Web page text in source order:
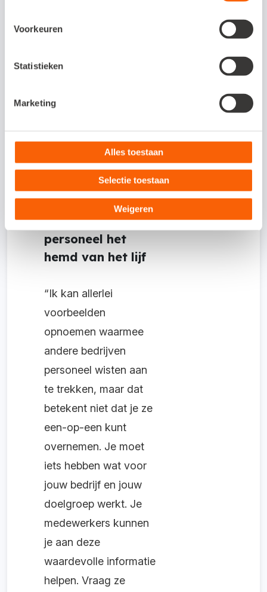
Voorkeuren
Statistieken
Marketing
Alles toestaan
Selectie toestaan
Weigeren
aan.”
Tip 4: Vraag je
personeel het
hemd van het lijf
“Ik kan allerlei
voorbeelden
opnoemen waarmee
andere bedrijven
personeel wisten aan
te trekken, maar dat
betekent niet dat je ze
een-op-een kunt
overnemen. Je moet
iets hebben wat voor
jouw bedrijf en jouw
doelgroep werkt. Je
medewerkers kunnen
je aan deze
waardevolle informatie
helpen. Vraag ze